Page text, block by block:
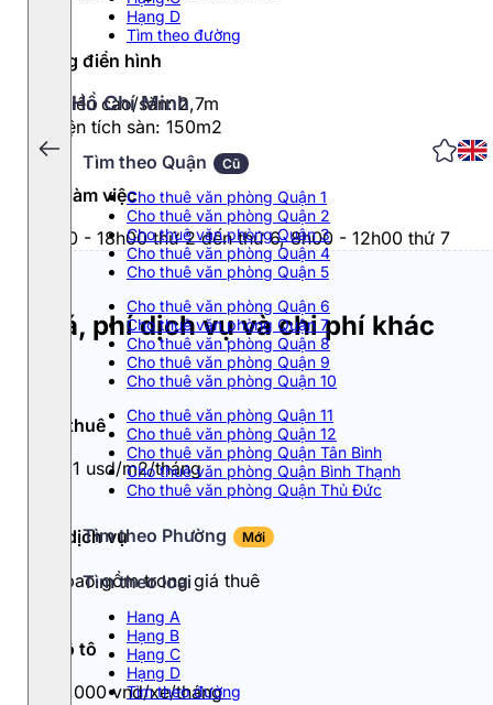
Hạng D
Tìm theo đường
Hồ Chí Minh
Tìm theo Quận Cũ
Cho thuê văn phòng Quận 1
Cho thuê văn phòng Quận 2
Cho thuê văn phòng Quận 3
Cho thuê văn phòng Quận 4
Cho thuê văn phòng Quận 5
Cho thuê văn phòng Quận 6
Cho thuê văn phòng Quận 7
Cho thuê văn phòng Quận 8
Cho thuê văn phòng Quận 9
Cho thuê văn phòng Quận 10
Cho thuê văn phòng Quận 11
Cho thuê văn phòng Quận 12
Cho thuê văn phòng Quận Tân Bình
Cho thuê văn phòng Quận Bình Thạnh
Cho thuê văn phòng Quận Thủ Đức
Tìm theo Phường Mới
Tìm theo loại
Hang A
Hạng B
Hạng C
Hạng D
Tìm theo đường
Tầng điển hình
- Chiều cao/sàn: 2,7m
- Diện tích sàn: 150m2
Giờ làm việc
8h00 - 18h00 thứ 2 đến thứ 6, 8h00 - 12h00 thứ 7
Giá, phí dịch vụ và chi phí khác
Giá thuê
9 - 11 usd/m2/tháng
Phí dịch vụ
Đã bao gồm trong giá thuê
Đỗ ô tô
800,000 vnd/xe/tháng